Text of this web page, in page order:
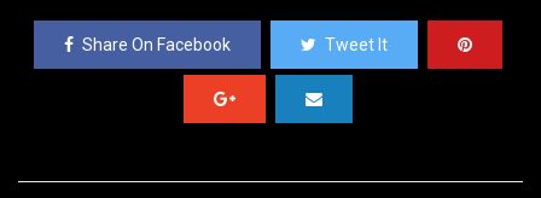
Share On Facebook Tweet It